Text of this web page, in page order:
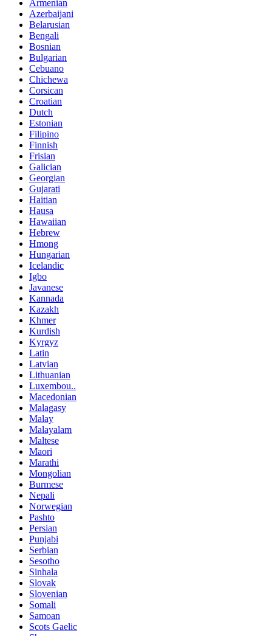
Armenian
Azerbaijani
Belarusian
Bengali
Bosnian
Bulgarian
Cebuano
Chichewa
Corsican
Croatian
Dutch
Estonian
Filipino
Finnish
Frisian
Galician
Georgian
Gujarati
Haitian
Hausa
Hawaiian
Hebrew
Hmong
Hungarian
Icelandic
Igbo
Javanese
Kannada
Kazakh
Khmer
Kurdish
Kyrgyz
Latin
Latvian
Lithuanian
Luxembou..
Macedonian
Malagasy
Malay
Malayalam
Maltese
Maori
Marathi
Mongolian
Burmese
Nepali
Norwegian
Pashto
Persian
Punjabi
Serbian
Sesotho
Sinhala
Slovak
Slovenian
Somali
Samoan
Scots Gaelic